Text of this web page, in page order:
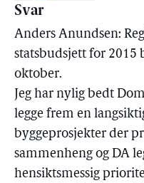
Svar
Anders Anundsen:
statsbudsjett for 2015
oktober.
Jeg har nylig bedt
legge frem en
byggeprosjekter der
sammenheng og DA
hensiktsmessig